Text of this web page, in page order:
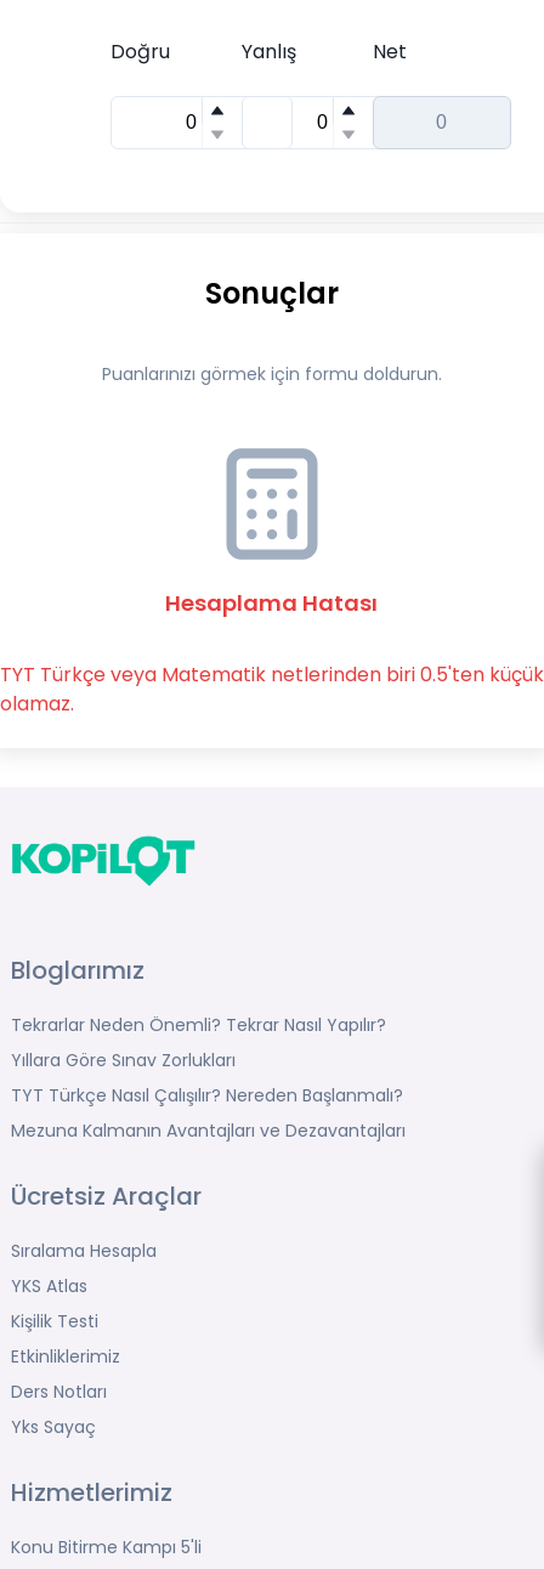
Doğru Yanlış Net
Sonuçlar
Puanlarınızı görmek için formu doldurun.
Hesaplama Hatası
TYT Türkçe veya Matematik netlerinden biri 0.5'ten küçük
olamaz.
Bloglarımız
Tekrarlar Neden Önemli? Tekrar Nasıl Yapılır?
Yıllara Göre Sınav Zorlukları
TYT Türkçe Nasıl Çalışılır? Nereden Başlanmalı?
Mezuna Kalmanın Avantajları ve Dezavantajları
Ücretsiz Araçlar
Sıralama Hesapla
YKS Atlas
Kişilik Testi
Etkinliklerimiz
Ders Notları
Yks Sayaç
Hizmetlerimiz
Konu Bitirme Kampı 5'li